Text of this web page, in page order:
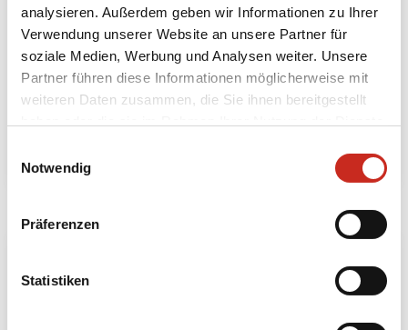
analysieren. Außerdem geben wir Informationen zu Ihrer
Verwendung unserer Website an unsere Partner für
soziale Medien, Werbung und Analysen weiter. Unsere
Partner führen diese Informationen möglicherweise mit
weiteren Daten zusammen, die Sie ihnen bereitgestellt
Notwendig
Präferenzen
Statistiken
Inselhopping im Trang-Archipel
7 Tage
ab 850 € pro Person